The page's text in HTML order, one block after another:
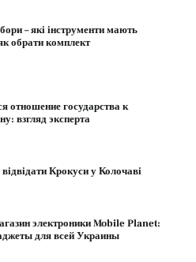
– які інструменти мають
обрати комплект
отношение государства к
взгляд эксперта
Крокуси у Колочаві
электроники Mobile Planet:
для всей Украины